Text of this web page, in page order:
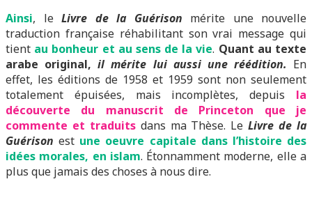
Ainsi, le Livre de la Guérison mérite une nouvelle
traduction française réhabilitant son vrai message qui
tient au bonheur et au sens de la vie. Quant au texte
arabe original,il mérite lui aussi une réédition. En
effet, les éditions de 1958 et 1959 sont non seulement
totalement épuisées, mais incomplètes, depuis la
découverte du manuscrit de Princeton que je
commente et traduitsdans ma Thèse. LeLivre de la
Guérison est une oeuvre capitale dans l’histoire des
idées morales, en islam. Étonnamment moderne, elle a
plus que jamais des choses à nous dire.